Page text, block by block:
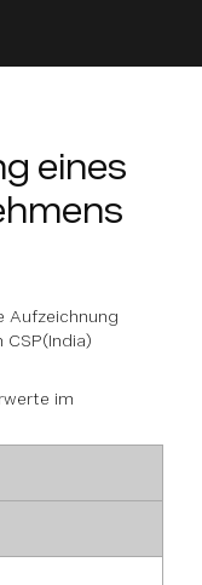
eines
Aufzeichnung
CSP(India)
im